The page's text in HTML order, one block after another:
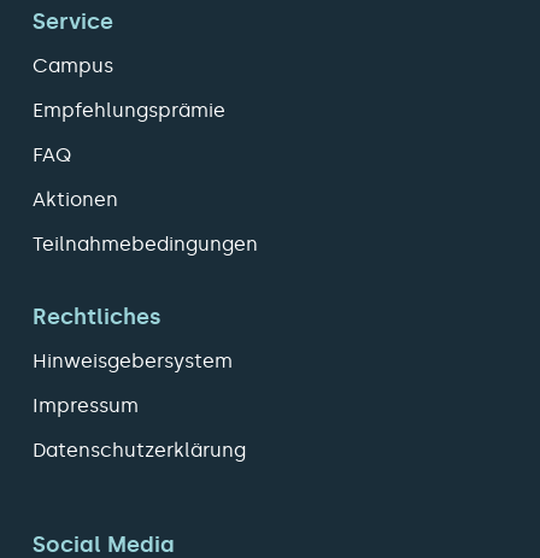
Service
Campus
Empfehlungsprämie
FAQ
Aktionen
Teilnahmebedingungen
Rechtliches
Hinweisgebersystem
Impressum
Datenschutzerklärung
Social Media